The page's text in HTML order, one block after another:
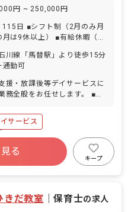
円 ~ 250,000円
制（2月のみ月
月は9休以上） ■有給休暇（取
■夏季休暇 ■ゴールデンウィ
休暇 ■産前産後・育児休暇
・復帰率100％） ■介護休
暇
川線「馬替駅」より徒歩15分
通勤可
援・放課後等デイサービスに
全般をお任せします。 ■具
したサポート ・運動、勉強、
スキルの訓練およびサポート
サービス
り
社会保険完備
る
キープ
きだ教室 ｜保育士の求人